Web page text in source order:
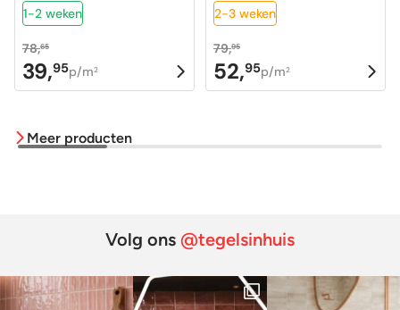
1-2 weken
78,65
Oorspronkelijke
prijs
78,65.
39,95
Huidige
prijs
39,95.
p/m2
2-3 weken
79,95
Oorspronkelijke
prijs
52,95
Huidige
prijs
p/m2
Meer producten
Volg ons @tegelsinhuis